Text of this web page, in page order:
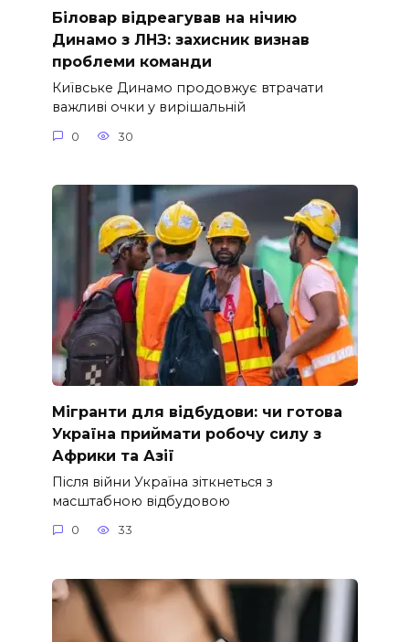
Біловар відреагував на нічию
Динамо з ЛНЗ: захисник визнав
проблеми команди
Київське Динамо продовжує втрачати
важливі очки у вирішальній
0 30
Мігранти для відбудови: чи готова
Україна приймати робочу силу з
Африки та Азії
Після війни Україна зіткнеться з
масштабною відбудовою
0 33